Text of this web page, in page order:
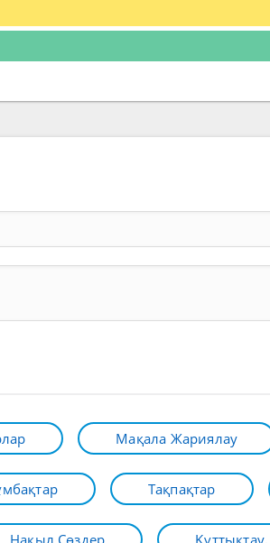
Мақала Жариялау
Тақпақтар
Нақыл Сөздер